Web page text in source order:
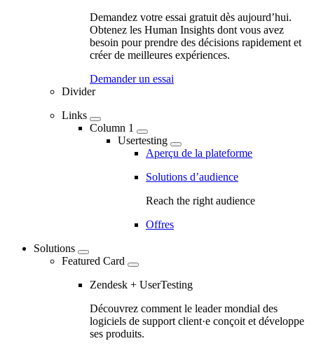
navigation
Demandez votre essai gratuit dès aujourd’hui.
Obtenez les Human Insights dont vous avez
besoin pour prendre des décisions rapidement et
créer de meilleures expériences.
Demander un essai
Divider
Links
Column 1
Usertesting
Aperçu de la plateforme
Solutions d’audience
Reach the right audience
Offres
Solutions
Featured Card
Zendesk + UserTesting
Découvrez comment le leader mondial des
logiciels de support client·e conçoit et développe
ses produits.